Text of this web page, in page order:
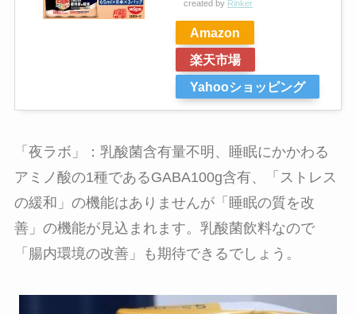
created by Rinker
Amazon
楽天市場
Yahooショッピング
「夜ラボ」：乳酸菌含有量不明、睡眠にかかわる
アミノ酸の1種であるGABA100g含有、
「ストレス
の緩和」の機能はありませんが「睡眠の質を改
善」の機能が見込まれます。乳酸菌飲料なので
「腸内環境の改善」も期待できるでしょう。